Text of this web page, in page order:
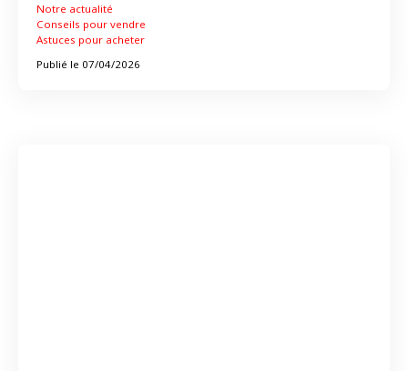
prend en compte des critères essentiels ignorés par les
outils automatisés, comme l’état réel du bien ou son
environnement. Grâce à son expertise, ImmoD propose
Notre actualité
Conseils pour vendre
Astuces pour acheter
Publié le 07/04/2026